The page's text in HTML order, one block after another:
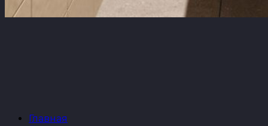
Главная